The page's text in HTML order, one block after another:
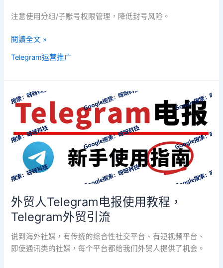
注意使用分组/子账号权限管理，降低封号风险。
閱讀全文 »
Telegram运营推广
外贸人Telegram电报使用教程，
Telegram外贸引流
说到海外社媒，有传统的综合性社交平台、有短视频平台、
即使通讯类的社媒，每个平台都给我们外贸人提供了机会。
外
贸
Telegram
电
用
程，
Telegram
贸
引